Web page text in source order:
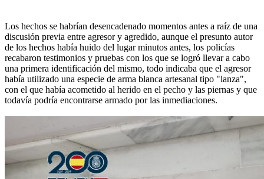
Los hechos se habrían desencadenado momentos antes a raíz de una
discusión previa entre agresor y agredido, aunque el presunto autor
de los hechos había huido del lugar minutos antes, los policías
recabaron testimonios y pruebas con los que se logró llevar a cabo
una primera identificación del mismo, todo indicaba que el agresor
había utilizado una especie de arma blanca artesanal tipo "lanza",
con el que había acometido al herido en el pecho y las piernas y que
todavía podría encontrarse armado por las inmediaciones.